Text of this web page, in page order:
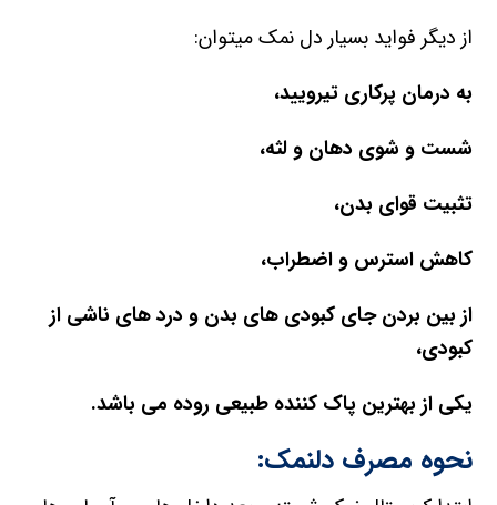
از دیگر فواید بسیار دل نمک میتوان:
به درمان پرکاری تیرویید،
شست و شوی دهان و لثه،
تثبیت قوای بدن،
کاهش استرس و اضطراب،
از بین بردن جای کبودی های بدن و درد های ناشی از
کبودی،
یکی از بهترین پاک کننده طبیعی روده می باشد.
نحوه مصرف دلنمک: